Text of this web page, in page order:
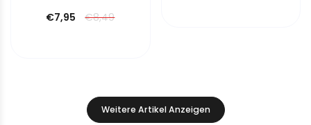
€7,95
€8,49
Weitere Artikel Anzeigen